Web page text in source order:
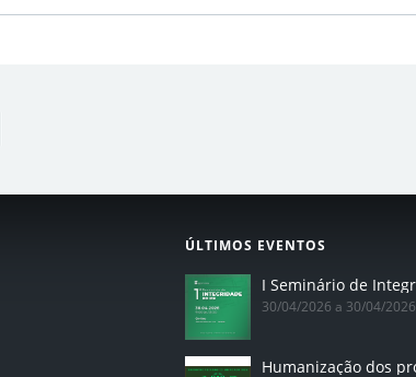
ÚLTIMOS EVENTOS
30/04/2026 a 30/04/2026